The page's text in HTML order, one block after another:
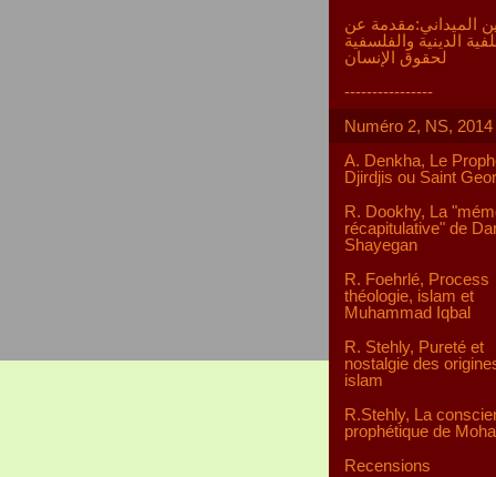
الميداني:مقدمة عن
الدينية والفلسفية
لحقوق الإنسان
----------------
Numéro 2, NS, 2014
A. Denkha, Le
Djirdjis ou Saint
R. Dookhy, La
récapitulative" de
Shayegan
R. Foehrlé, Process
théologie, islam et
Muhammad Iqbal
R. Stehly, Pureté et
nostalgie des
islam
R.Stehly, La
prophétique de
Recensions